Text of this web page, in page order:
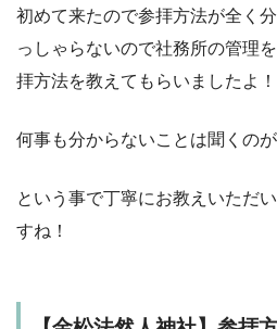
初めて来たので参拝方法が全く
っしゃらないので社務所の管理
拝方法を教えてもらいましたよ！
何事も分からないことは聞くの
という事で丁寧にお教えいただ
すね！